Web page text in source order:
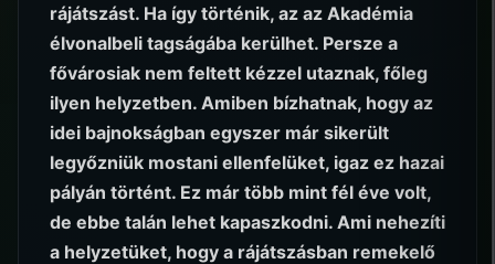
rájátszást. Ha így történik, az az Akadémia
élvonalbeli tagságába kerülhet. Persze a
fővárosiak nem feltett kézzel utaznak, főleg
ilyen helyzetben. Amiben bízhatnak, hogy az
idei bajnokságban egyszer már sikerült
legyőzniük mostani ellenfelüket, igaz ez hazai
pályán történt. Ez már több mint fél éve volt,
de ebbe talán lehet kapaszkodni. Ami nehezíti
a helyzetüket, hogy a rájátszásban remekelő